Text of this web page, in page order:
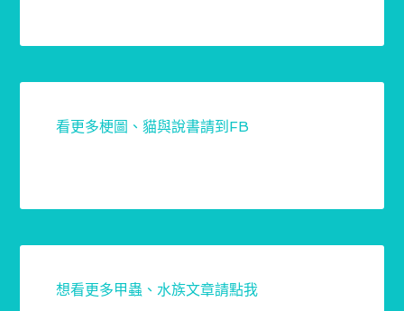
看更多梗圖、貓與說書請到FB
想看更多甲蟲、水族文章請點我